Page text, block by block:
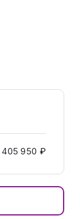
405 950 ₽